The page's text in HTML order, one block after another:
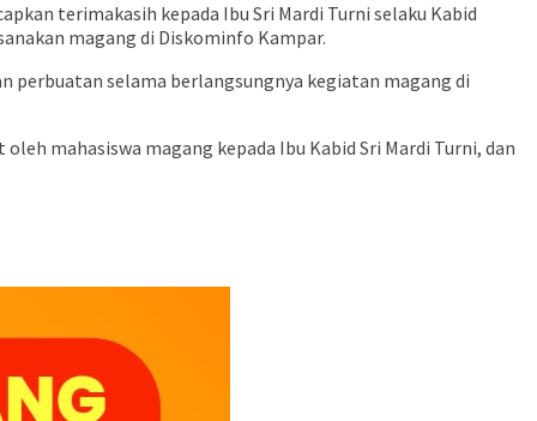
terimakasih kepada Ibu Sri Mardi Turni selaku Kabid
magang di Diskominfo Kampar.
perbuatan selama berlangsungnya kegiatan magang di
mahasiswa magang kepada Ibu Kabid Sri Mardi Turni, dan